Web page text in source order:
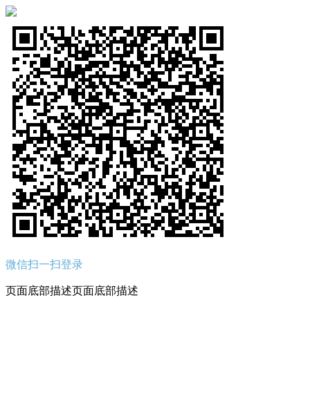
微信扫一扫登录
页面底部描述页面底部描述